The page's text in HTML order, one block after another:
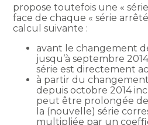
propose toutefois une «
face de chaque « série
calcul suivante :
avant le changement
jusqu’à septembre
série est directement
à partir du changement
depuis octobre 2014
peut être prolongée
la (nouvelle) série
multipliée par un